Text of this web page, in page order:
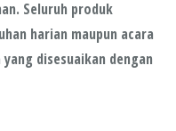
Seluruh produk
harian maupun acara
disesuaikan dengan